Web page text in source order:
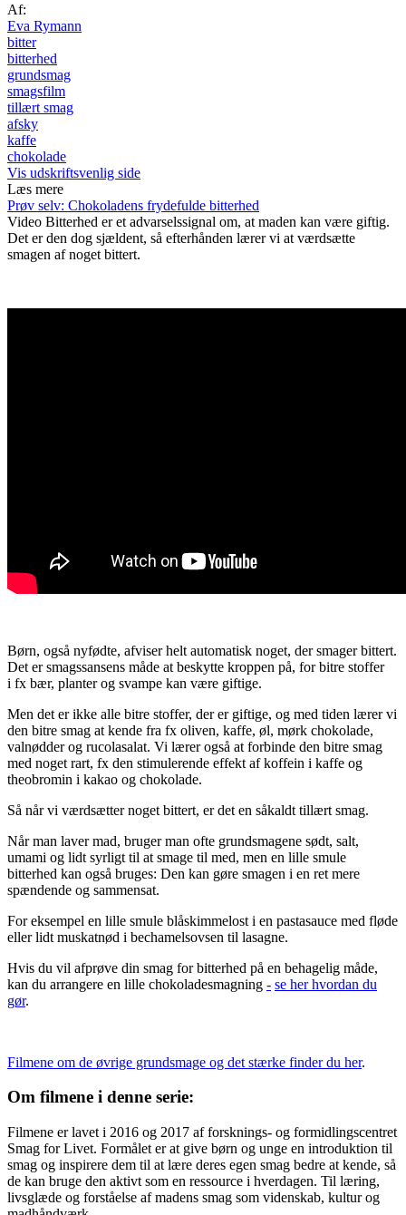
Af:
Eva Rymann
bitter
bitterhed
grundsmag
smagsfilm
tillært smag
afsky
kaffe
chokolade
Vis udskriftsvenlig side
Læs mere
Prøv selv: Chokoladens frydefulde bitterhed
Video Bitterhed er et advarselssignal om, at maden kan være giftig.
Det er den dog sjældent, så efterhånden lærer vi at værdsætte
smagen af noget bittert.
Børn, også nyfødte, afviser helt automatisk noget, der smager bittert.
Det er smagssansens måde at beskytte kroppen på, for bitre stoffer
i fx bær, planter og svampe kan være giftige.
Men det er ikke alle bitre stoffer, der er giftige, og med tiden lærer vi
den bitre smag at kende fra fx oliven, kaffe, øl, mørk chokolade,
valnødder og rucolasalat. Vi lærer også at forbinde den bitre smag
med noget rart, fx den stimulerende effekt af koffein i kaffe og
theobromin i kakao og chokolade.
Så når vi værdsætter noget bittert, er det en såkaldt tillært smag.
Når man laver mad, bruger man ofte grundsmagene sødt, salt,
umami og lidt syrligt til at smage til med, men en lille smule
bitterhed kan også bruges: Den kan gøre smagen i en ret mere
spændende og sammensat.
For eksempel en lille smule blåskimmelost i en pastasauce med fløde
eller lidt muskatnød i bechamelsovsen til lasagne.
Hvis du vil afprøve din smag for bitterhed på en behagelig måde,
kan du arrangere en lille chokoladesmagning - se her hvordan du
gør.
Filmene om de øvrige grundsmage og det stærke finder du her.
Om filmene i denne serie:
Filmene er lavet i 2016 og 2017 af forsknings- og formidlingscentret
Smag for Livet. Formålet er at give børn og unge en introduktion til
smag og inspirere dem til at lære deres egen smag bedre at kende, så
de kan bruge den aktivt som en ressource i hverdagen. Til læring,
livsglæde og forståelse af madens smag som videnskab, kultur og